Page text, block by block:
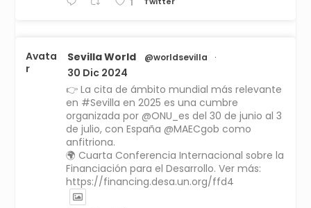
1
Avata
r
Sevilla World @worldsevilla ·
30 Dic 2024
👉 La cita de ámbito mundial más relevante
en #Sevilla en 2025 es una cumbre
organizada por @ONU_es del 30 de junio al 3
de julio, con España @MAECgob como
anfitriona.
🌍 Cuarta Conferencia Internacional sobre la
Financiación para el Desarrollo. Ver más:
https://financing.desa.un.org/ffd4